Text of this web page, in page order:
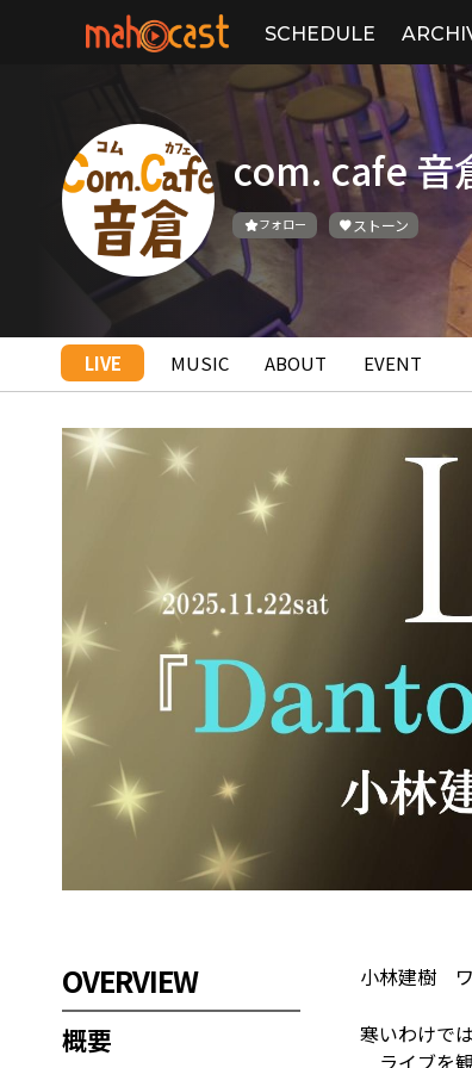
SCHEDULE
com. cafe 音
フォロー ストーン
LIVE MUSIC ABOUT EVENT
OVERVIEW
概要
小林建樹
寒いわけで
ライブを